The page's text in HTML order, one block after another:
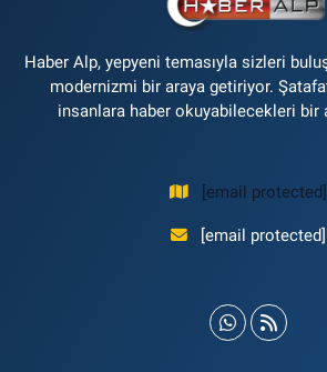
Haber Alp, yepyeni temasıyla sizleri
modernizmi bir araya getiriyor.
insanlara haber okuyabilecekleri bir
[email protected]
[email protected]